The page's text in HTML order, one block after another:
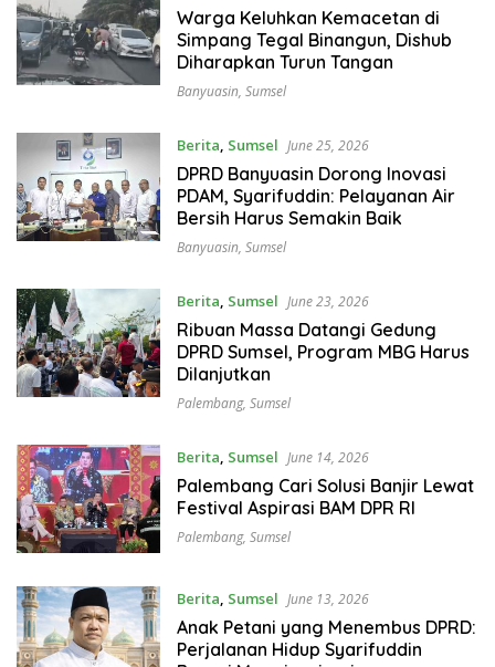
Warga Keluhkan Kemacetan di
Simpang Tegal Binangun, Dishub
Diharapkan Turun Tangan
Banyuasin, Sumsel
Berita Sumsel June 25, 2026
DPRD Banyuasin Dorong Inovasi
PDAM, Syarifuddin: Pelayanan Air
Bersih Harus Semakin Baik
Banyuasin, Sumsel
Berita Sumsel June 23, 2026
Ribuan Massa Datangi Gedung
DPRD Sumsel, Program MBG Harus
Dilanjutkan
Palembang, Sumsel
Berita Sumsel June 14, 2026
Palembang Cari Solusi Banjir Lewat
Festival Aspirasi BAM DPR RI
Palembang, Sumsel
Berita, Sumsel June 13, 2026
Anak Petani yang Menembus DPRD:
Perjalanan Hidup Syarifuddin